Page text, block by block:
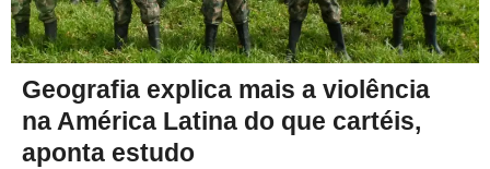
Geografia explica mais a violência
na América Latina do que cartéis,
aponta estudo